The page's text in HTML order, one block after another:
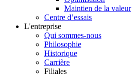
Maintien de la valeur
Centre d’essais
L'entreprise
Qui sommes-nous
Philosophie
Historique
Carrière
Filiales